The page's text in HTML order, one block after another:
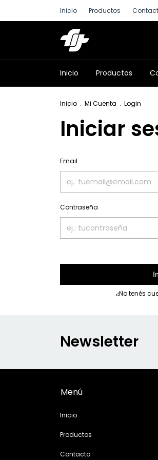
Inicio Productos
Inicio Productos
Inicio . Mi Cuenta . Login
Iniciar
Email
Contraseña
¿No tenés
Newsletter
Menú
Inicio
Productos
Contacto